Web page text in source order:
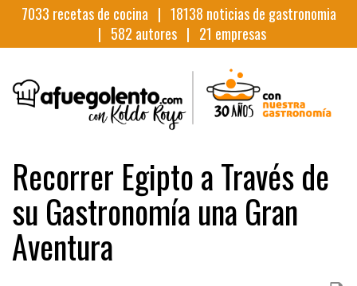
7033 recetas de cocina | 18138 noticias de gastronomia
| 582 autores | 21 empresas
Recorrer Egipto a Través de
su Gastronomía una Gran
Aventura